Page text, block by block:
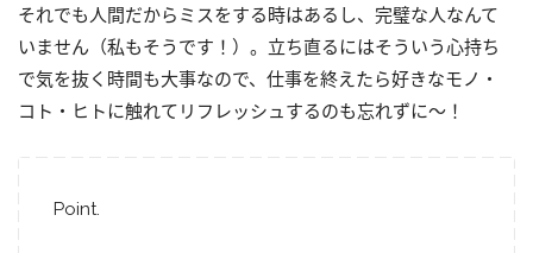
それでも人間だからミスをする時はあるし、完璧な人なんて
いません（私もそうです！）。立ち直るにはそういう心持ち
で気を抜く時間も大事なので、仕事を終えたら好きなモノ・
コト・ヒトに触れてリフレッシュするのも忘れずに～！
Point.